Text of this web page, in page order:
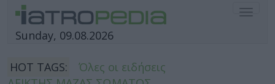
Sunday, 09.08.2026
HOT TAGS:
Όλες οι ειδήσεις